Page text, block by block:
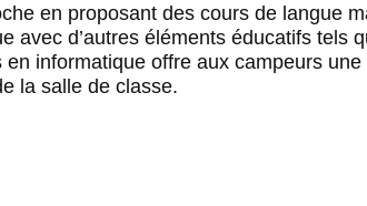
en proposant des cours de langue
avec d’autres éléments éducatifs tels
informatique offre aux campeurs une
la salle de classe.